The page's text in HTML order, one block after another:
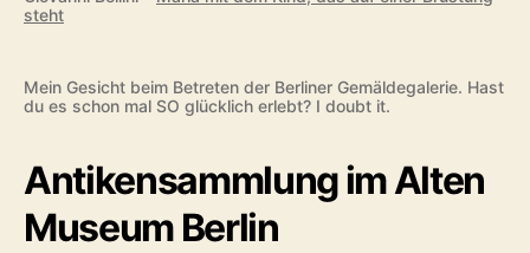
steht
Mein Gesicht beim Betreten der Berliner Gemäldegalerie. Hast
du es schon mal SO glücklich erlebt? I doubt it.
Antikensammlung im Alten
Museum Berlin